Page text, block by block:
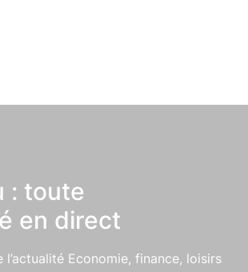
: toute
en direct
l’actualité Economie, finance, loisirs